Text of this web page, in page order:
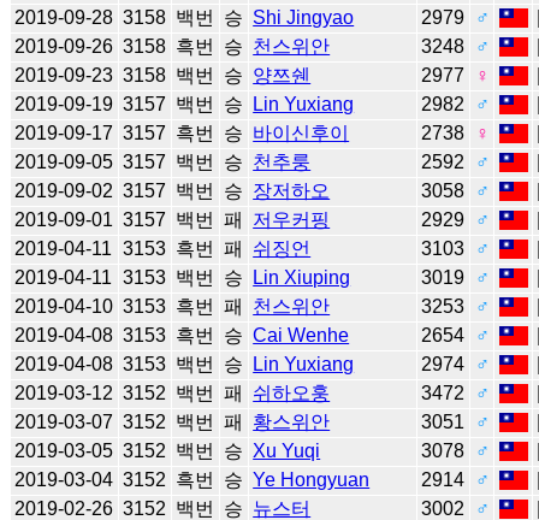
2019-09-28 3158 백번 승 Shi Jingyao 2979 ♂
2019-09-26 3158 흑번 승 천스위안 3248 ♂
2019-09-23 3158 백번 승 양쯔쉔 2977 ♀
2019-09-19 3157 백번 승 Lin Yuxiang 2982 ♂
2019-09-17 3157 흑번 승 바이신후이 2738 ♀
2019-09-05 3157 백번 승 천추룽 2592 ♂
2019-09-02 3157 백번 승 장저하오 3058 ♂
2019-09-01 3157 백번 패 저우커핑 2929 ♂
2019-04-11 3153 흑번 패 쉬징언 3103 ♂
2019-04-11 3153 백번 승 Lin Xiuping 3019 ♂
2019-04-10 3153 흑번 패 천스위안 3253 ♂
2019-04-08 3153 흑번 승 Cai Wenhe 2654 ♂
2019-04-08 3153 백번 승 Lin Yuxiang 2974 ♂
2019-03-12 3152 백번 패 쉬하오훙 3472 ♂
2019-03-07 3152 백번 패 황스위안 3051 ♂
2019-03-05 3152 백번 승 Xu Yuqi 3078 ♂
2019-03-04 3152 흑번 승 Ye Hongyuan 2914 ♂
2019-02-26 3152 백번 승 뉴스터 3002 ♂